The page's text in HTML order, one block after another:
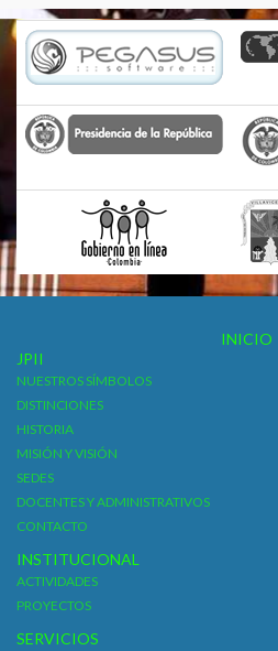
INICIO
JPII
NUESTROS SÍMBOLOS
DISTINCIONES
HISTORIA
MISIÓN Y VISIÓN
SEDES
DOCENTES Y ADMINISTRATIVOS
CONTACTO
INSTITUCIONAL
ACTIVIDADES
PROYECTOS
SERVICIOS